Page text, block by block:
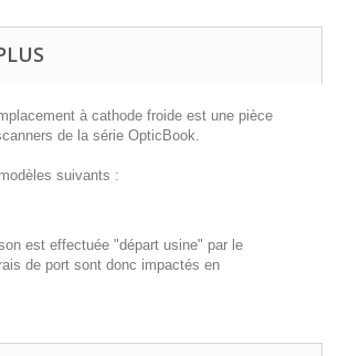
à cathode froide est une pièce
de la série OpticBook.
suivants :
est effectuée "départ usine" par le
de port sont donc impactés en